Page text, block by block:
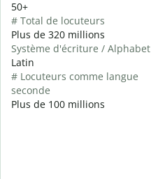
50+
# Total de locuteurs
Plus de 320 millions
Système d'écriture / Alphabet
Latin
# Locuteurs comme langue
seconde
Plus de 100 millions